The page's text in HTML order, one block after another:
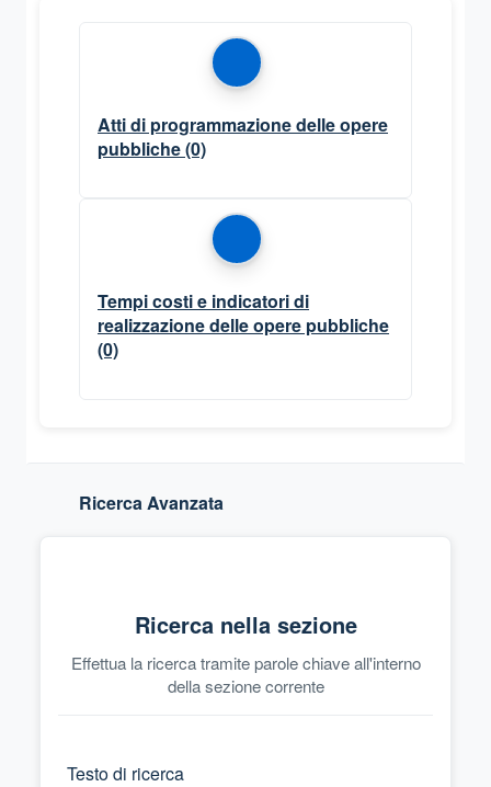
Atti di programmazione delle opere
pubbliche(0)
Tempi costi e indicatori di
realizzazione delle opere pubbliche
(0)
Ricerca Avanzata
Ricerca nella sezione
Effettua la ricerca tramite parole chiave all'interno
della sezione corrente
Testo di ricerca